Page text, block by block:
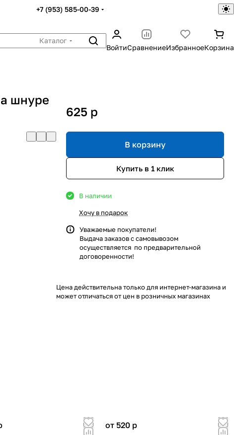
+7 (953) 585-00-39
Каталог
ВойтиСравнениеИзбранноеКорзина
шнуре
625 p
В корзину
Купить в 1 клик
В наличии
Хочу в подарок
Уважаемые покупатели!
Выдача заказов с самовывозом
осуществляется по предварительной
договоренности!
Цена действительна только для интернет-магазина и
может отличаться от цен в розничных магазинах
от 520 p